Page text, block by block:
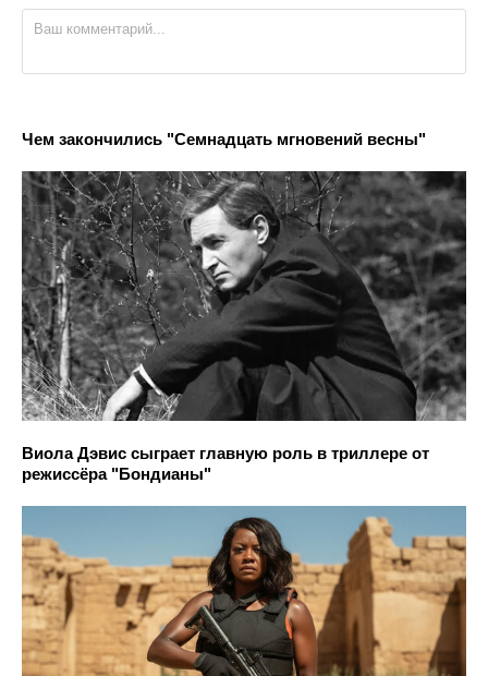
Чем закончились "Семнадцать мгновений весны"
Виола Дэвис сыграет главную роль в триллере от
режиссёра "Бондианы"